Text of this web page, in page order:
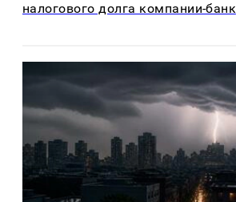
налогового долга компании-